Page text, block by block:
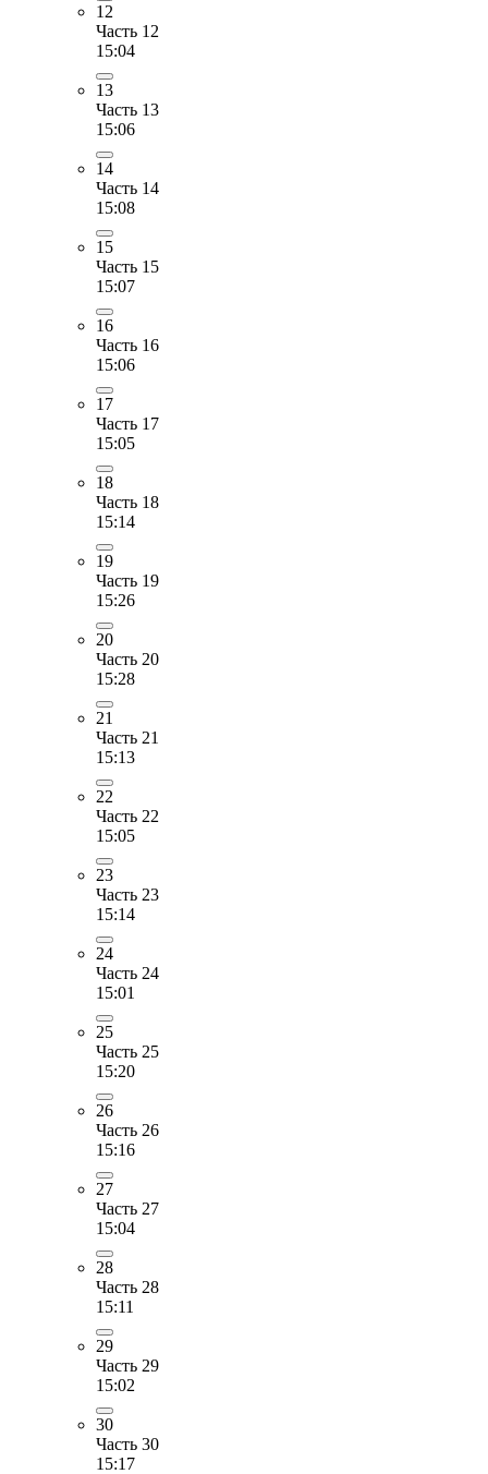
12
Часть 12
15:04
13
Часть 13
15:06
14
Часть 14
15:08
15
Часть 15
15:07
16
Часть 16
15:06
17
Часть 17
15:05
18
Часть 18
15:14
19
Часть 19
15:26
20
Часть 20
15:28
21
Часть 21
15:13
22
Часть 22
15:05
23
Часть 23
15:14
24
Часть 24
15:01
25
Часть 25
15:20
26
Часть 26
15:16
27
Часть 27
15:04
28
Часть 28
15:11
29
Часть 29
15:02
30
Часть 30
15:17